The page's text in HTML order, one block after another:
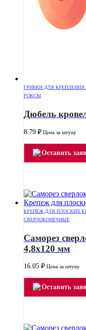
ГРИБКИ ДЛЯ
РОКСЫ
Дюбель
8.79 ₽ Цена за штуку
Оставить
КРЕПЕЖ ДЛЯ ПЛОСКИХ
СВЕРЛОКОНЕЧНЫЕ
Саморез
4,8х120 мм
16.05 ₽ Цена за штуку
Оставить